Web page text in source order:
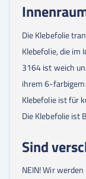
Die Klebefolie
Klebefolie, die im
3164 ist weich
ihrem 6-
Klebefolie ist für
Die Klebefolie ist
Sind
NEIN! Wir